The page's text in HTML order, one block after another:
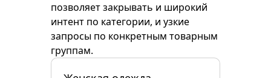
позволяет закрывать и широкий
интент по категории, и узкие
запросы по конкретным товарным
группам.